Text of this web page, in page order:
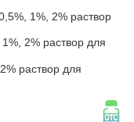
1%, 2% раствор
2% раствор для
раствор для